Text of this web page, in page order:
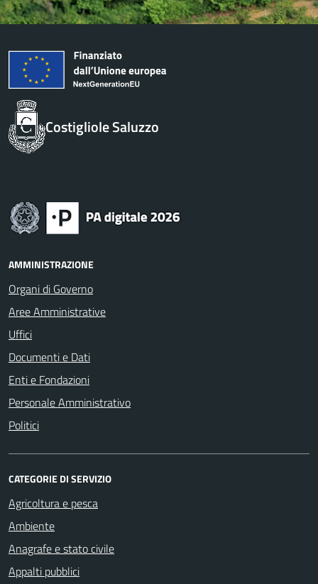
Costigliole Saluzzo
AMMINISTRAZIONE
Organi di Governo
Aree Amministrative
Uffici
Documenti e Dati
Enti e Fondazioni
Personale Amministrativo
Politici
CATEGORIE DI SERVIZIO
Agricoltura e pesca
Ambiente
Anagrafe e stato civile
Appalti pubblici